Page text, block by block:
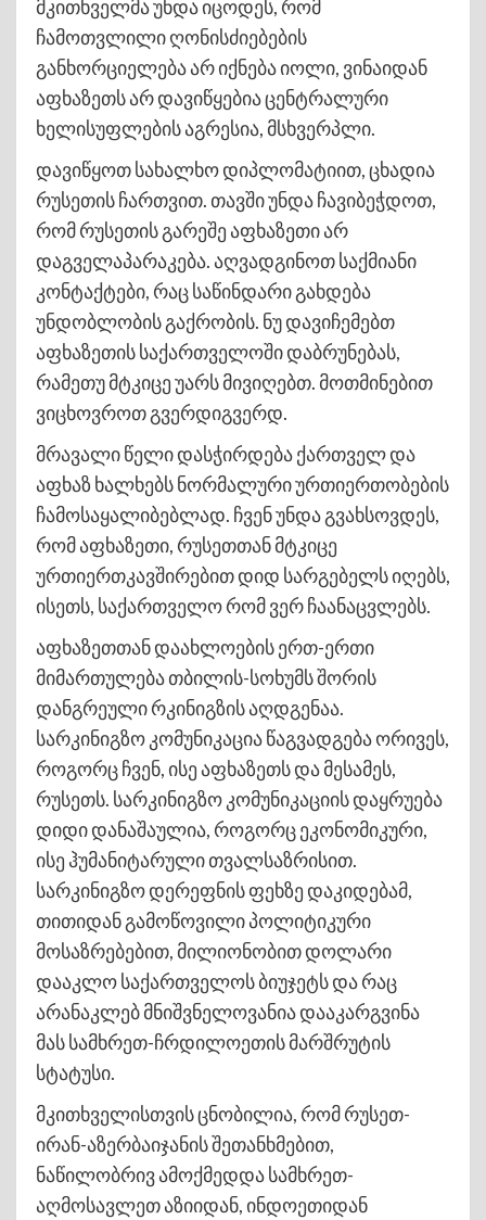
მკითხველმა უნდა იცოდეს, რომ
ჩამოთვლილი ღონისძიებების
განხორციელება არ იქნება იოლი, ვინაიდან
აფხაზეთს არ დავიწყებია ცენტრალური
ხელისუფლების აგრესია, მსხვერპლი.
დავიწყოთ სახალხო დიპლომატიით, ცხადია
რუსეთის ჩართვით. თავში უნდა ჩავიბეჭდოთ,
რომ რუსეთის გარეშე აფხაზეთი არ
დაგველაპარაკება. აღვადგინოთ საქმიანი
კონტაქტები, რაც საწინდარი გახდება
უნდობლობის გაქრობის. ნუ დავიჩემებთ
აფხაზეთის საქართველოში დაბრუნებას,
რამეთუ მტკიცე უარს მივიღებთ. მოთმინებით
ვიცხოვროთ გვერდიგვერდ.
მრავალი წელი დასჭირდება ქართველ და
აფხაზ ხალხებს ნორმალური ურთიერთობების
ჩამოსაყალიბებლად. ჩვენ უნდა გვახსოვდეს,
რომ აფხაზეთი, რუსეთთან მტკიცე
ურთიერთკავშირებით დიდ სარგებელს იღებს,
ისეთს, საქართველო რომ ვერ ჩაანაცვლებს.
აფხაზეთთან დაახლოების ერთ-ერთი
მიმართულება თბილის-სოხუმს შორის
დანგრეული რკინიგზის აღდგენაა.
სარკინიგზო კომუნიკაცია წაგვადგება ორივეს,
როგორც ჩვენ, ისე აფხაზეთს და მესამეს,
რუსეთს. სარკინიგზო კომუნიკაციის დაყრუება
დიდი დანაშაულია, როგორც ეკონომიკური,
ისე ჰუმანიტარული თვალსაზრისით.
სარკინიგზო დერეფნის ფეხზე დაკიდებამ,
თითიდან გამოწოვილი პოლიტიკური
მოსაზრებებით, მილიონობით დოლარი
დააკლო საქართველოს ბიუჯეტს და რაც
არანაკლებ მნიშვნელოვანია დააკარგვინა
მას სამხრეთ-ჩრდილოეთის მარშრუტის
სტატუსი.
მკითხველისთვის ცნობილია, რომ რუსეთ-
ირან-აზერბაიჯანის შეთანხმებით,
ნაწილობრივ ამოქმედდა სამხრეთ-
აღმოსავლეთ აზიიდან, ინდოეთიდან